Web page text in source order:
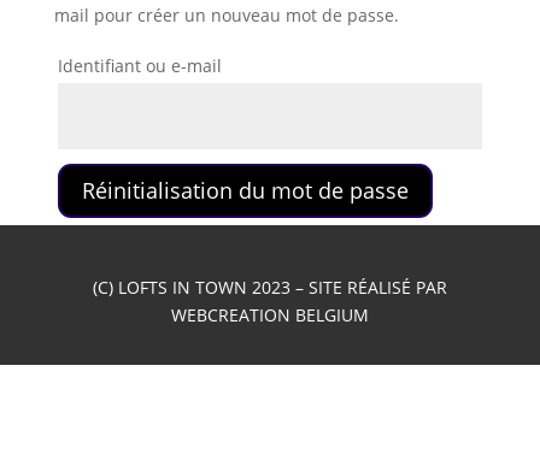
mail pour créer un nouveau mot de passe.
Identifiant ou e-mail
Réinitialisation du mot de passe
(C) LOFTS IN TOWN 2023 – SITE RÉALISÉ PAR
WEBCREATION BELGIUM